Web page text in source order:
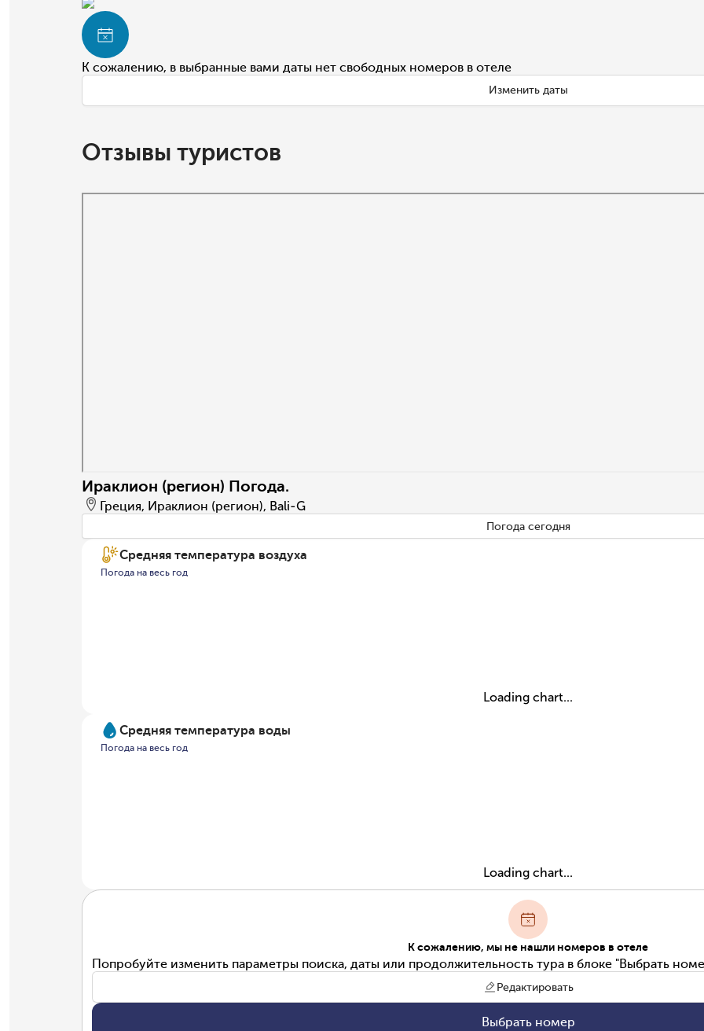
К сожалению, в выбранные вами даты нет свободных номеров в отеле
Изменить даты
Отзывы туристов
Ираклион (регион) Погода.
Греция, Ираклион (регион), Bali-G
Погода сегодня
Средняя температура воздуха
Погода на весь год
Loading chart...
Средняя температура воды
Погода на весь год
Loading chart...
К сожалению, мы не нашли номеров в отеле
Попробуйте изменить параметры поиска, даты или продолжительность тура в блоке "Выбрать
Редактировать
Выбрать номер